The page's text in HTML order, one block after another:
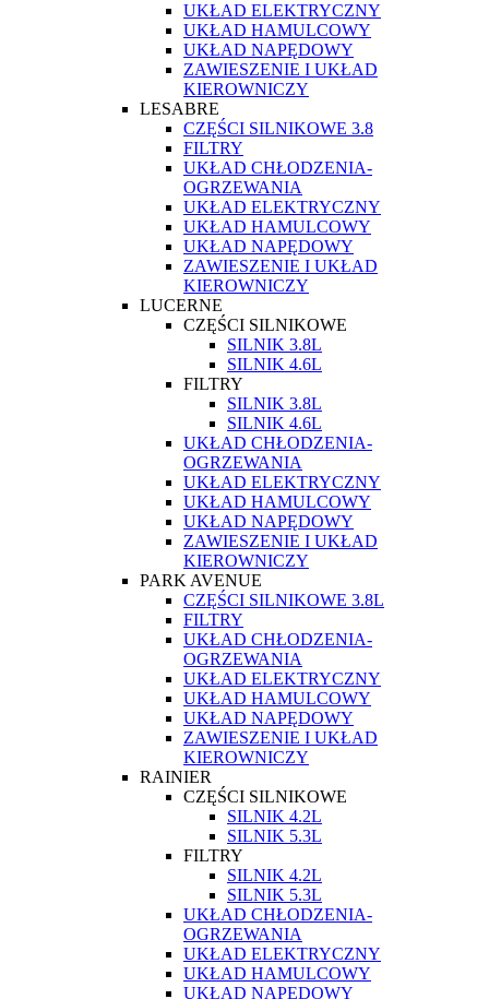
UKŁAD ELEKTRYCZNY
UKŁAD HAMULCOWY
UKŁAD NAPĘDOWY
ZAWIESZENIE I UKŁAD
KIEROWNICZY
LESABRE
CZĘŚCI SILNIKOWE 3.8
FILTRY
UKŁAD CHŁODZENIA-
OGRZEWANIA
UKŁAD ELEKTRYCZNY
UKŁAD HAMULCOWY
UKŁAD NAPĘDOWY
ZAWIESZENIE I UKŁAD
KIEROWNICZY
LUCERNE
CZĘŚCI SILNIKOWE
SILNIK 3.8L
SILNIK 4.6L
FILTRY
SILNIK 3.8L
SILNIK 4.6L
UKŁAD CHŁODZENIA-
OGRZEWANIA
UKŁAD ELEKTRYCZNY
UKŁAD HAMULCOWY
UKŁAD NAPĘDOWY
ZAWIESZENIE I UKŁAD
KIEROWNICZY
PARK AVENUE
CZĘŚCI SILNIKOWE 3.8L
FILTRY
UKŁAD CHŁODZENIA-
OGRZEWANIA
UKŁAD ELEKTRYCZNY
UKŁAD HAMULCOWY
UKŁAD NAPĘDOWY
ZAWIESZENIE I UKŁAD
KIEROWNICZY
RAINIER
CZĘŚCI SILNIKOWE
SILNIK 4.2L
SILNIK 5.3L
FILTRY
SILNIK 4.2L
SILNIK 5.3L
UKŁAD CHŁODZENIA-
OGRZEWANIA
UKŁAD ELEKTRYCZNY
UKŁAD HAMULCOWY
UKŁAD NAPĘDOWY